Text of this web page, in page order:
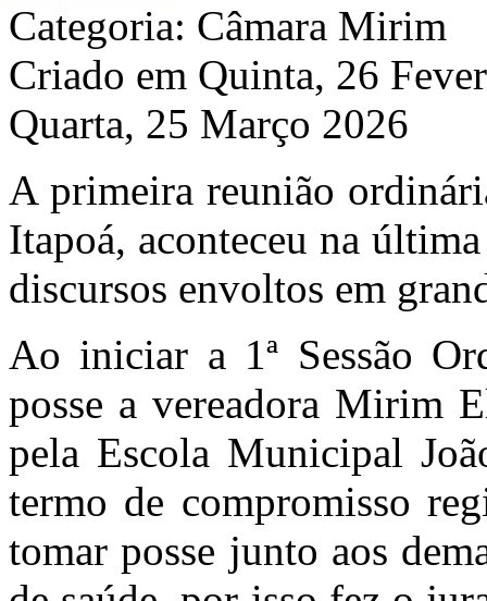
Categoria: Câmara Mirim
Criado em Quinta, 26
Quarta, 25 Março 2026
A primeira reunião
Itapoá, aconteceu na
discursos envoltos em
Ao iniciar a 1ª Sessão
posse a vereadora Mirim
pela Escola Municipal
termo de compromisso
tomar posse junto aos